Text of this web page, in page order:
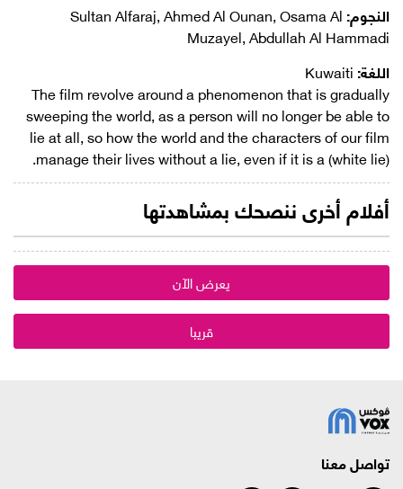
النجوم:Sultan Alfaraj, Ahmed Al Ounan, Osama Al
Muzayel, Abdullah Al Hammadi
اللغة:
The film revolve around a phenomenon that is gradually
sweeping the world, as a person will no longer be able to
lie at all, so how the world and the characters of our film
manage their lives without a lie, even if it is a (white lie).
أفلام أخرى ننصحك بمشاهدتها
يعرض الآن
قريبا
تواصل معنا